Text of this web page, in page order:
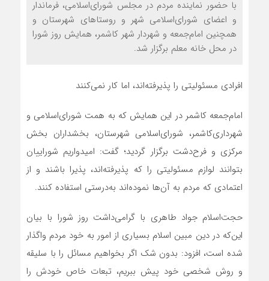
با حضور نماینده مردم در مجلس شورای‌اسلامی، فرماندار
و اعضای شورای‌اسلامی شهر و روستاهای شهرستان و
همچنین امام‌جمعه و شهردار شهر کاشمر، همایش روز شورا
در محل خانه معلم برگزار شد.
افرادی مسئولیتی را پذیرفته‌اند، اما کار نمی‌کنند
امام‌جمعه کاشمر در این همایش که به همت شورای‌اسلامی و
شهرداری‌کاشمر، شورای‌اسلامی شهرستان، بخشداران بخش
مرکزی و فرح‌دشت برگزار گردید؛ گفت: امیدواریم شوراییان
بتوانند لوازم مسئولیتی را که پذیرفته‌اند، پذیرا باشند و از
اعتمادی که مردم به آن‌ها نموده‌اند به‌درستی استفاده کنند.
حجت‌اسلام جواد طاهری با گرامی‌داشت روز شورا با بیان
این‌که در دین مبین اسلام بسیاری از امور به خود مردم واگذار
شده است، افزود: بدون شک اگر بخواهیم مسائل را با سلیقه
و روش شخصی خود ‌پیش ببریم، تبعات خاص خودش را